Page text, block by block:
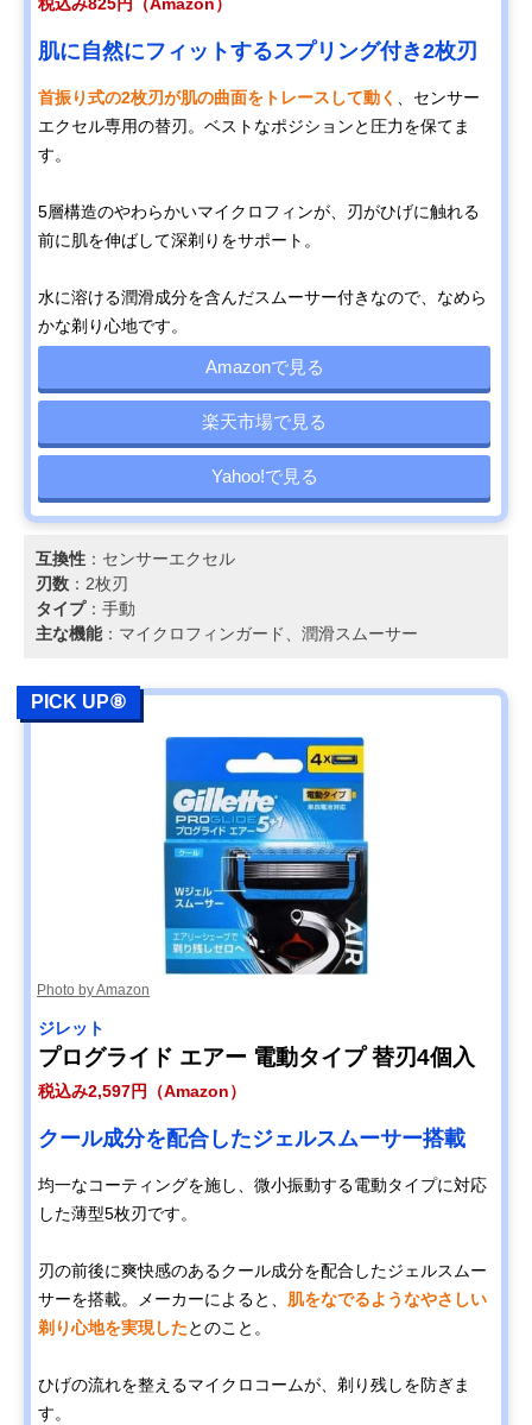
税込み825円（Amazon）
肌に自然にフィットするスプリング付き2枚刃
首振り式の2枚刃が肌の曲面をトレースして動く 、センサー
エクセル専用の替刃。ベストなポジションと圧力を保てま
す。
5層構造のやわらかいマイクロフィンが、刃がひげに触れる
前に肌を伸ばして深剃りをサポート。
水に溶ける潤滑成分を含んだスムーサー付きなので、なめら
かな剃り心地です。
Amazonで見る
楽天市場で見る
Yahoo!で見る
互換性 ：センサーエクセル
刃数 ：2枚刃
タイプ：手動
主な機能：マイクロフィンガード、潤滑スムーサー
PICK UP⑧
Photo by Amazon
ジレット
プログライド エアー 電動タイプ 替刃4個入
税込み2,597円（Amazon）
クール成分を配合したジェルスムーサー搭載
均一なコーティングを施し、微小振動する電動タイプに対応
した薄型5枚刃です。
刃の前後に爽快感のあるクール成分を配合したジェルスムー
サーを搭載。メーカーによると、 肌をなでるようなやさしい
剃り心地を実現したとのこと。
ひげの流れを整えるマイクロコームが、剃り残しを防ぎま
す。